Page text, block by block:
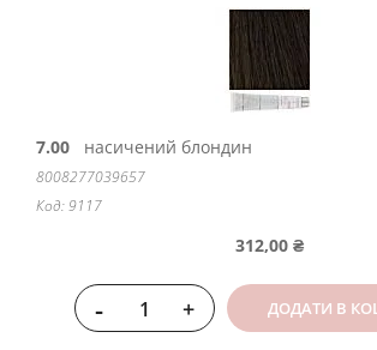
7.00 насичений блондин
8008277039657
Код: 9117
312,00 ₴
- + ДОДАТИ В